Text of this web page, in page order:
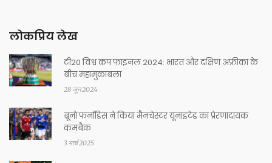
लोकप्रिय लेख
टी20 विश्व कप फाइनल 2024: भारत और दक्षिण अफ्रीका के
बीच महामुकाबला
28 जून 2024
ब्रूनो फर्नांडिस ने किया मैनचेस्टर यूनाइटेड का प्रेरणादायक
कमबैक
3 मार्च 2025